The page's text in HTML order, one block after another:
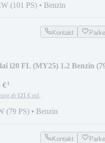
(101 PS) • Benzin
Kontakt
i20 FL (MY25) 1.2 Benzin
€¹
ab 121 € mtl.
(79 PS) • Benzin
Kontakt